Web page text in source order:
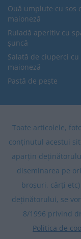
Ouă umplute cu sos
maioneză
Ruladă aperitiv cu
șuncă
Salată de ciuperci cu
maioneză
Pastă de pește
Toate articolele,
conținutul acestui
aparțin
diseminarea pe
broșuri, cărți
deținătorului, se
8/1996 privind
Politica de